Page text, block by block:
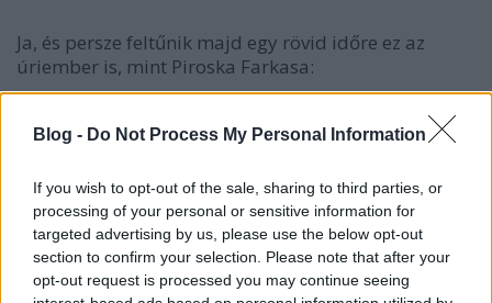
Blog - Do Not Process My Personal Information
If you wish to opt-out of the sale, sharing to third parties, or
processing of your personal or sensitive information for
targeted advertising by us, please use the below opt-out
section to confirm your selection. Please note that after your
opt-out request is processed you may continue seeing
Ja, és persze feltűnik majd egy rövid időre ez az
úriember is, mint Piroska Farkasa:
Megjegyzés: Johnny Depp természetesen nem egészen
így fog kinézni a filmben.
Az izgalmak fokozására ugyan nem igazán
alkalmas, de azért itt van egy (meglehet, rajongók
által összetákolt) rövid ízelítő, hogy mi várhat ránk a